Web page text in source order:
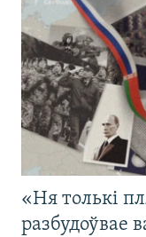
«Ня толькі
разбудоўвае